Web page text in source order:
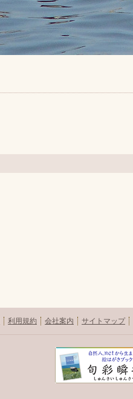
利用規約 会社案内 サイトマップ